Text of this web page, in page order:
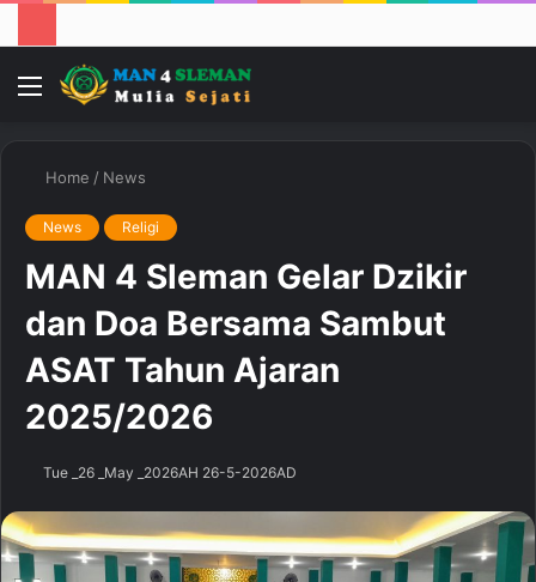
Menu
Home / News
News Religi
MAN 4 Sleman Gelar Dzikir
dan Doa Bersama Sambut
ASAT Tahun Ajaran
2025/2026
Tue _26 _May _2026AH 26-5-2026AD